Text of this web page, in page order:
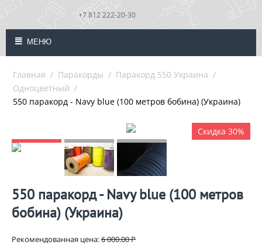
+7 812 222-20-30
МЕНЮ
Главная / Паракорды / Паракорд 550 Украина /
Одноцветный /
550 паракорд - Navy blue (100 метров бобина) (Украина)
Скидка 30%
550 паракорд - Navy blue (100 метров
бобина) (Украина)
Рекомендованная цена:6 000.00Р